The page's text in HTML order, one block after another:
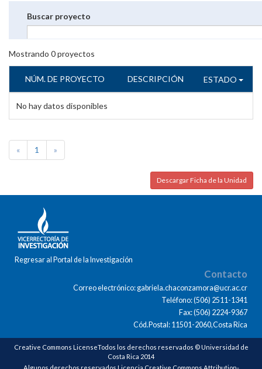
Buscar proyecto
Mostrando 0proyectos
NÚM. DE PROYECTO DESCRIPCIÓN ESTADO
No hay datos disponibles
« 1 »
Descargar Ficha de la Unidad
Regresar al Portal de la Investigación
Contacto
Correo electrónico: gabriela.chaconzamora@ucr.ac.cr
Teléfono: (506) 2511-1341
Fax: (506) 2224-9367
Cód.Postal: 11501-2060,Costa Rica
Creative Commons LicenseTodos los derechos reservados © Universidad de
Costa Rica 2014